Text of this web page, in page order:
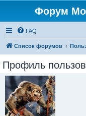
Форум
FAQ
Список форумов
Профиль